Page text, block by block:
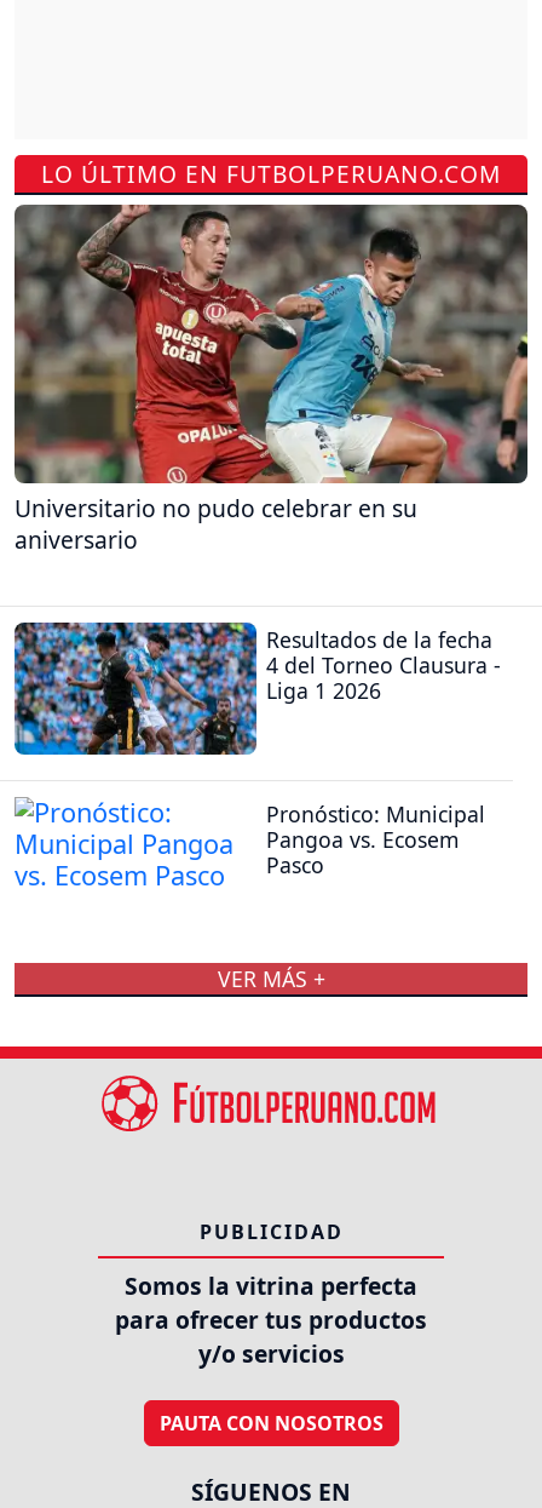
LO ÚLTIMO EN FUTBOLPERUANO.COM
Universitario no pudo celebrar en su
aniversario
Resultados de la fecha
4 del Torneo Clausura -
Liga 1 2026
Pronóstico: Municipal
Pangoa vs. Ecosem
Pasco
VER MÁS +
PUBLICIDAD
Somos la vitrina perfecta
para ofrecer tus productos
y/o servicios
PAUTA CON NOSOTROS
SÍGUENOS EN